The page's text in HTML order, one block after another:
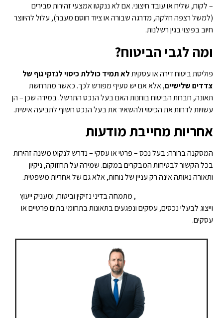
– לקוח, שליח או עובד חיצוני. אם לא ננקטו אמצעי זהירות סבירים
(למשל רצפה חלקה, מדרגה שבורה או ציוד חוסם מעבר), עלול להיווצר
חיוב בפיצוי בגין רשלנות.
ומה לגבי הביטוח?
פוליסת ביטוח דירה או עסקיתלא תמיד כוללת כיסוי לנזקי גוף של
צדדים שלישיים, אלא אם יש סעיף מפורש לכך. כאשר מתרחשת
תאונה, חברות הביטוח בוחנות האם בעל הנכס התרשל. במידה שכן – הן
עשויות לדחות את הכיסוי ולהשאיר את בעל הנכס חשוף לתביעה אישית.
אחריות מחייבת מודעות
המסקנה ברורה: בעל נכס – פרטי או עסקי – נדרש לנקוט משנה זהירות
בכל הקשור לבטיחות המבקרים במקום. שמירה על תחזוקה, ניקיון
ותאורה נאותה אינה רק עניין של נוחות, אלא גם של אחריות משפטית.
, מתמחה בדיני נזיקין וביטוח, ומעניק ייעוץ
וייצוג לבעלי נכסים, עסקים ונפגעים בתאונות בתחומי בתים פרטיים או
עסקים.